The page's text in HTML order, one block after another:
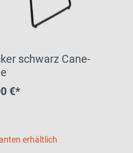
schwarz Cane-
€*
erhältlich